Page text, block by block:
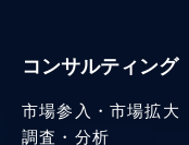
コンサルティング
市場参入・市場拡大
調査・分析